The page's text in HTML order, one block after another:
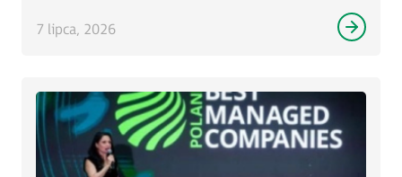
7 lipca, 2026